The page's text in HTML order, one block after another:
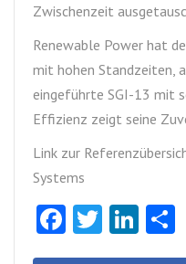
Zwischenzeit
Renewable Power hat
mit hohen Standzeiten,
eingeführte SGI-13 mit
Effizienz zeigt seine
Link zur
Systems
Facebook
Twitter